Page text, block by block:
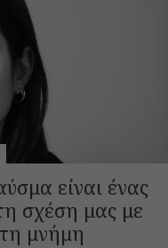
είναι ένας
σχέση μας με
μνήμη